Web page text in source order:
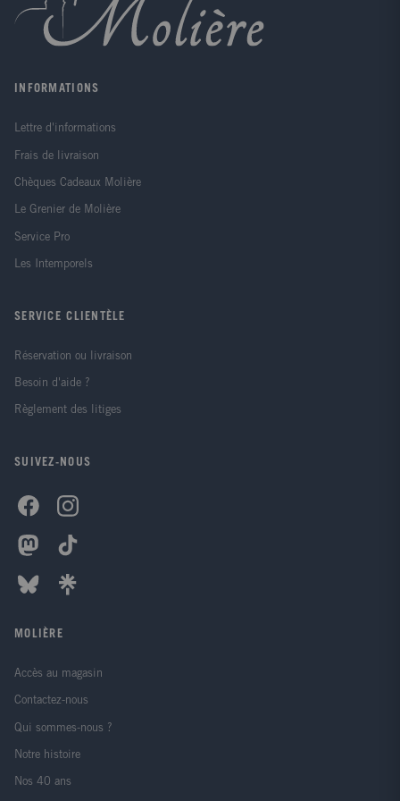
refleurissent. » Courrier de l'Ouest« Cette épopée ne
s'oublie pas. » Le Figaro« Le partage est la morale
de ce récit ardent. » Le Monde des livres« Un
Ruiz est auteure, compositrice et interprète. D?origine
ont jamais parlé. De ce silence est né son premier
INFORMATIONS
Lettre d'informations
Frais de livraison
Chèques Cadeaux Molière
Le Grenier de Molière
Service Pro
Les Intemporels
SERVICE CLIENTÈLE
Réservation ou livraison
Besoin d'aide ?
Règlement des litiges
SUIVEZ-NOUS
MOLIÈRE
Accès au magasin
Contactez-nous
Qui sommes-nous ?
Notre histoire
Nos 40 ans